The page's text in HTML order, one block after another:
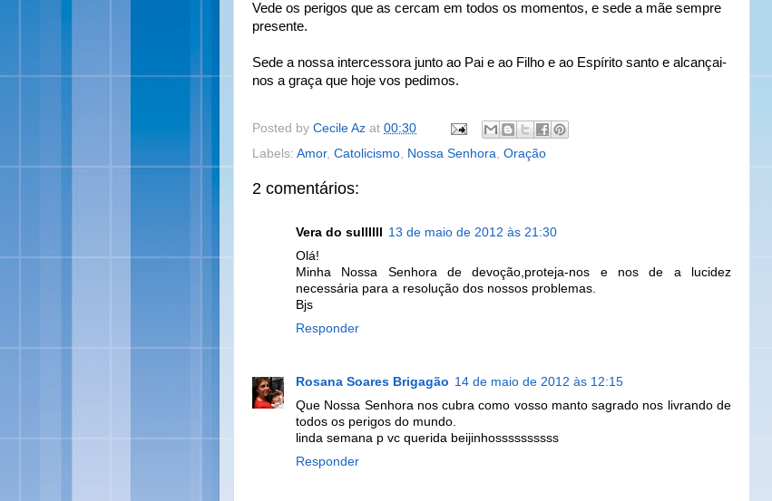
Vede os perigos que as cercam em todos os momentos, e sede a mãe sempre
presente.
Sede a nossa intercessora junto ao Pai e ao Filho e ao Espírito santo e alcançai-
nos a graça que hoje vos pedimos.
Posted by Cecile Az at 00:30
Labels: Amor, Catolicismo Nossa Senhora Oração
2 comentários:
Vera do sullllll
13 de maio de 2012 às 21:30
Olá!
Minha Nossa Senhora de devoção,proteja-nos e nos de a lucidez
necessária para a resolução dos nossos problemas.
Bjs
Responder
Rosana Soares Brigagão 14 de maio de 2012 às 12:15
Que Nossa Senhora nos cubra como vosso manto sagrado nos livrando de
todos os perigos do mundo.
linda semana p vc querida beijinhossssssssss
Responder